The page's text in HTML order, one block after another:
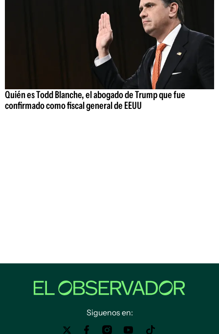
Quién es Todd Blanche, el abogado de Trump que fue
confirmado como fiscal general de EEUU
Siguenos en: